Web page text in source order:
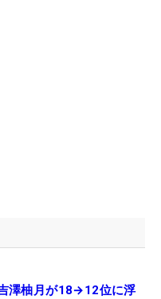
澤柚月が18→12位に浮